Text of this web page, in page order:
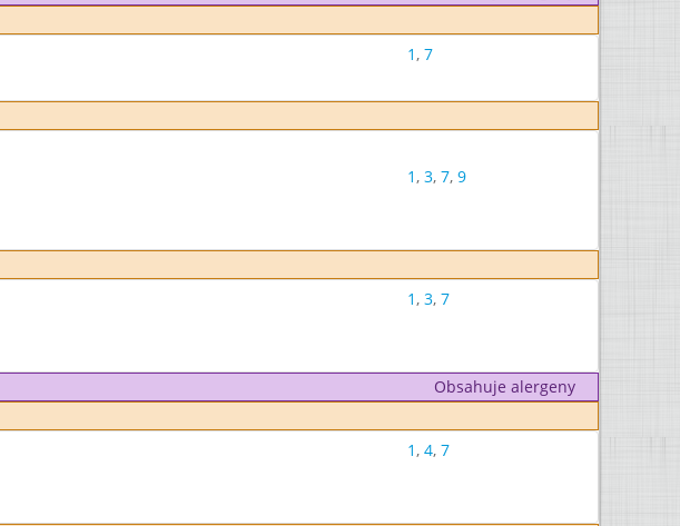
1, 7
1, 3, 7, 9
1, 3, 7
Obsahuje alergeny
1, 4, 7